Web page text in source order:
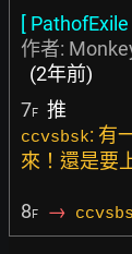
[ PathofExile
作者:
(2年前)
7F 推
ccvsbsk: 有
來！還是要
8F →